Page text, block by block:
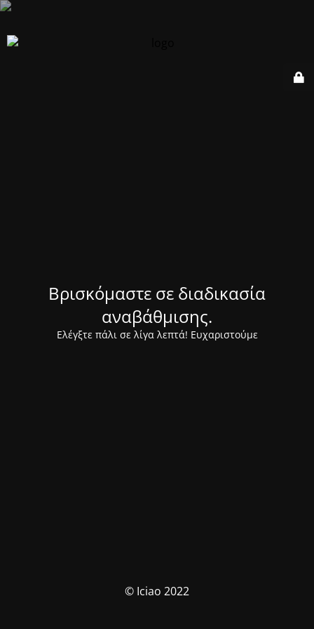
Βρισκόμαστε σε διαδικασία
αναβάθμισης.
Ελέγξτε πάλι σε λίγα λεπτά! Ευχαριστούμε
© Iciao 2022